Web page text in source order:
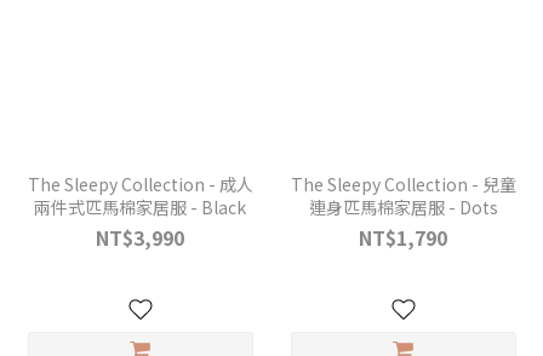
The Sleepy Collection - 成人
兩件式匹馬棉家居服 - Black
NT$3,990
The Sleepy Collection - 兒童
連身匹馬棉家居服 - Dots
NT$1,790